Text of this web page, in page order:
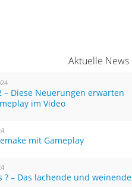
Aktuelle News
– Diese Neuerungen erwarten
im Video
mit Gameplay
? – Das lachende und weinende